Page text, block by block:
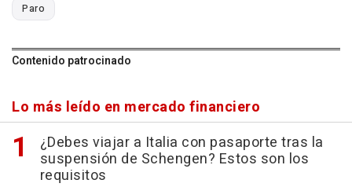
Paro
Contenido patrocinado
Lo más leído en mercado financiero
¿Debes viajar a Italia con pasaporte tras la
suspensión de Schengen? Estos son los
requisitos